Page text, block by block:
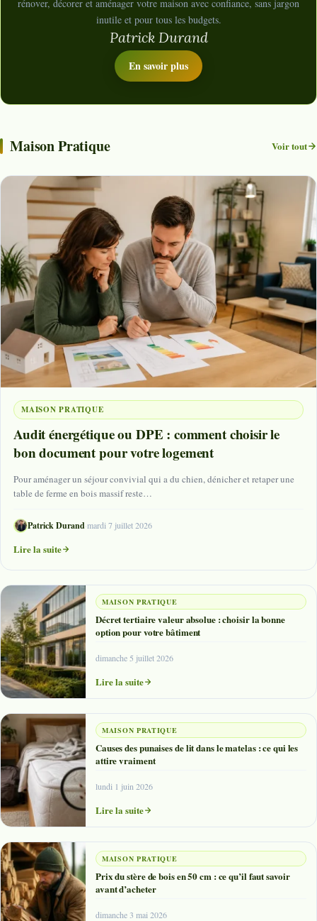
rénover, décorer et aménager votre maison avec confiance, sans jargon
inutile et pour tous les budgets.
Patrick Durand
En savoir plus
Maison Pratique Voir tout
MAISON PRATIQUE
Audit énergétique ou DPE : comment choisir le
bon document pour votre logement
Pour aménager un séjour convivial qui a du chien, dénicher et retaper une
table de ferme en bois massif reste…
Patrick Durand·mardi 7 juillet 2026
Lire la suite
MAISON PRATIQUE
Décret tertiaire valeur absolue : choisir la bonne
option pour votre bâtiment
dimanche 5 juillet 2026
Lire la suite
MAISON PRATIQUE
Causes des punaises de lit dans le matelas : ce qui les
attire vraiment
lundi 1 juin 2026
Lire la suite
MAISON PRATIQUE
Prix du stère de bois en 50 cm : ce qu’il faut savoir
avant d’acheter
dimanche 3 mai 2026